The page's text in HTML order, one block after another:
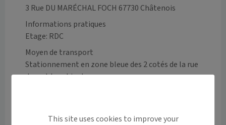
3 Rue DU MARÉCHAL FOCH 67730 Châtenois
Informations pratiques
Etage: RDC
Moyen de transport
Stationnement en zone bleue des 2 cotés de la rue
This site uses cookies to improve your